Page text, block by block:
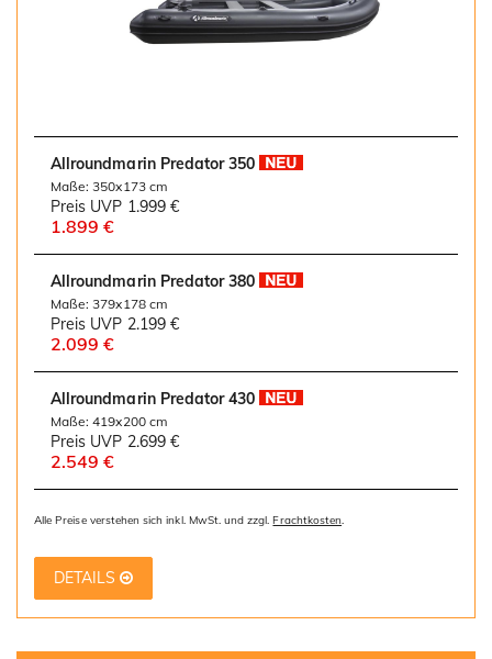
Allroundmarin Predator 350
Maße: 350x173 cm
Preis UVP 1.999 €
1.899 €
Allroundmarin Predator 380
Maße: 379x178 cm
Preis UVP 2.199 €
2.099 €
Allroundmarin Predator 430
Maße: 419x200 cm
Preis UVP 2.699 €
2.549 €
Alle Preise verstehen sich inkl. MwSt. und zzgl.Frachtkosten.
DETAILS